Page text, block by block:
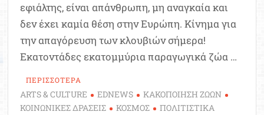
εφιάλτης, είναι απάνθρωπη, μη αναγκαία και
δεν έχει καμία θέση στην Ευρώπη. Κίνημα για
την απαγόρευση των κλουβιών σήμερα!
Εκατοντάδες εκατομμύρια παραγωγικά ζώα …
ΠΕΡΙΣΣΟΤΕΡΑ
ARTS & CULTURE EDNEWS
ΚΑΚΟΠΟΙΗΣΗ ΖΩΩΝ
ΚΟΙΝΩΝΙΚΕΣ ΔΡΑΣΕΙΣ
ΚΟΣΜΟΣ
ΠΟΛΙΤΙΣΤΙΚΑ